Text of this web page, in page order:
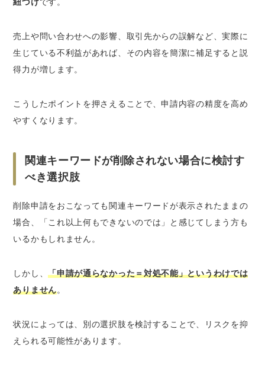
売上や問い合わせへの影響、取引先からの誤解など、実際に
生じている不利益があれば、その内容を簡潔に補足すると説
得力が増します。
こうしたポイントを押さえることで、申請内容の精度を高め
やすくなります。
関連キーワードが削除されない場合に検討す
べき選択肢
削除申請をおこなっても関連キーワードが表示されたままの
場合、「これ以上何もできないのでは」と感じてしまう方も
いるかもしれません。
しかし、「申請が通らなかった＝対処不能」というわけでは
ありません。
状況によっては、別の選択肢を検討することで、リスクを抑
えられる可能性があります。